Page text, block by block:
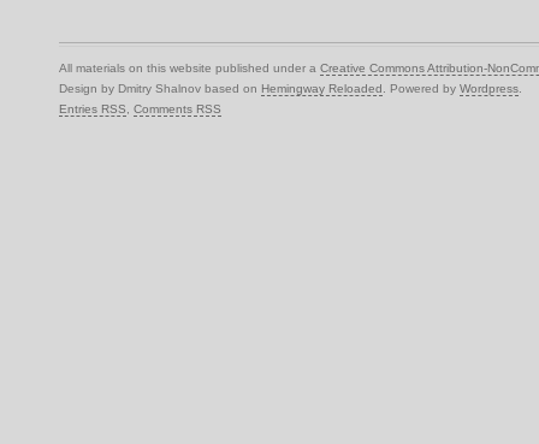
All materials on this website published under a Creative Commons Attribution-
Design by Dmitry Shalnov based on Hemingway Reloaded . Powered by Wordpress.
Entries RSS, Comments RSS